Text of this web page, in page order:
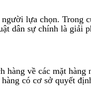
lựa chọn. Trong
dân sự chính là giải
về các mặt
có cơ sở quyết